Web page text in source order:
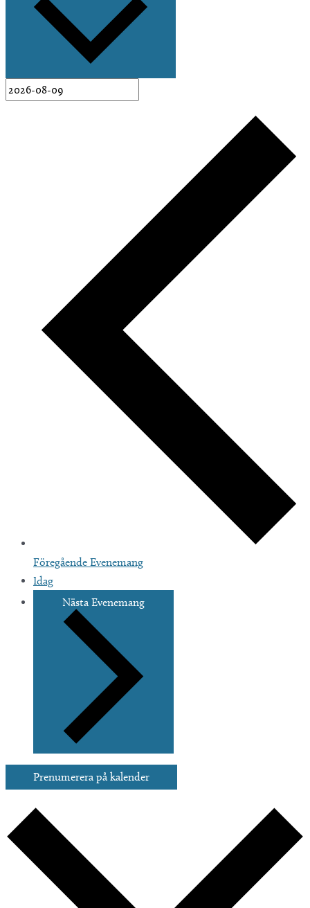
Föregående Evenemang
Idag
Nästa Evenemang
Prenumerera på kalender